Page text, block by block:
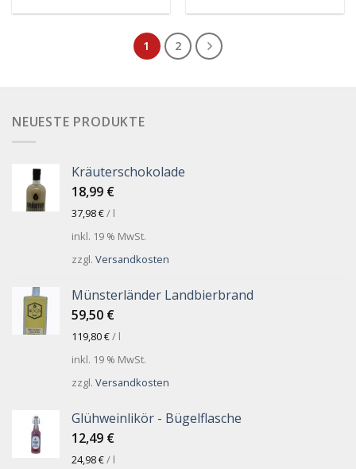
1 2
NEUESTE PRODUKTE
Kräuterschokolade
18,99 €
37,98€/ l
inkl. 19 % MwSt.
zzgl. Versandkosten
Münsterländer Landbierbrand
59,50 €
119,80€/ l
inkl. 19 % MwSt.
zzgl. Versandkosten
Glühweinlikör - Bügelflasche
12,49 €
24,98€/ l